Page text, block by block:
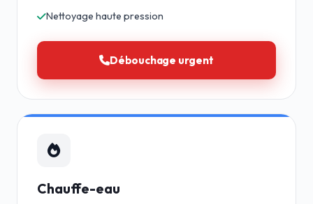
Nettoyage haute pression
Débouchage urgent
Chauffe-eau